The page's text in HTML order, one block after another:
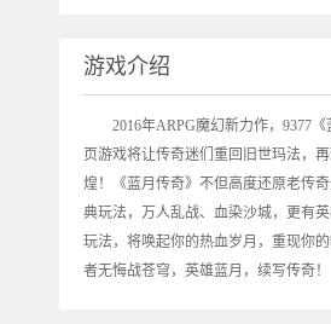
游戏介绍
2016年ARPG魔幻新力作，9377《
页游戏将让传奇迷们重回旧世玛法，
煌！《蓝月传奇》不但高度还原老传
典玩法，万人乱战、血染沙城，更有
玩法，将唤起你的热血岁月，重现你
者无悔战苍穹，英雄蓝月，续写传奇！